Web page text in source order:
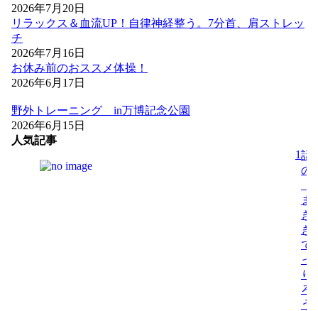
2026年7月20日
リラックス＆血流UP！自律神経整う。7分首、肩ストレッ
チ
2026年7月16日
お休み前のおススメ体操！
2026年6月17日
野外トレーニング in万博記念公園
2026年6月15日
人気記事
1話
の
ま
き
き
で
っ
り
ろ
う